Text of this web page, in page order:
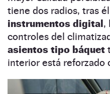
tiene dos radios, tras
instrumentos digital,
controles del
asientos tipo báquet
interior está reforzado